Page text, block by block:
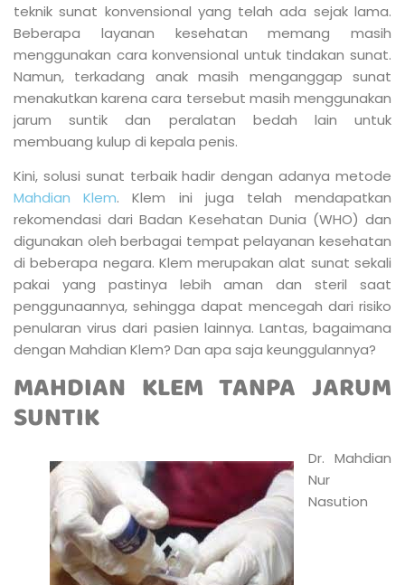
teknik sunat konvensional yang telah ada sejak lama.
Beberapa layanan kesehatan memang masih
menggunakan cara konvensional untuk tindakan sunat.
Namun, terkadang anak masih menganggap sunat
menakutkan karena cara tersebut masih menggunakan
jarum suntik dan peralatan bedah lain untuk
membuang kulup di kepala penis.
Kini, solusi sunat terbaik hadir dengan adanya metode
Mahdian Klem. Klem ini juga telah mendapatkan
rekomendasi dari Badan Kesehatan Dunia (WHO) dan
digunakan oleh berbagai tempat pelayanan kesehatan
di beberapa negara. Klem merupakan alat sunat sekali
pakai yang pastinya lebih aman dan steril saat
penggunaannya, sehingga dapat mencegah dari risiko
penularan virus dari pasien lainnya. Lantas, bagaimana
dengan Mahdian Klem? Dan apa saja keunggulannya?
MAHDIAN KLEM TANPA JARUM
SUNTIK
Dr. Mahdian
Nur
Nasution